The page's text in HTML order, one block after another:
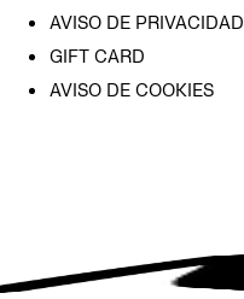
AVISO DE PRIVACIDAD
GIFT CARD
AVISO DE COOKIES